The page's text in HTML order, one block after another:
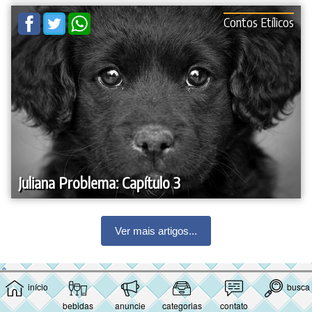
início
bebidas
anuncie categorias contato
busca
Juliana Problema: Capítulo 3
Contos Etílicos
Ver mais artigos...
⇑